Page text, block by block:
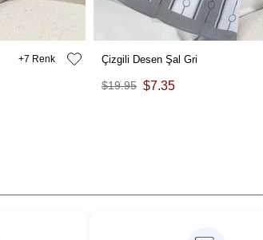
7 Çizgili Desen Şal Gri
$7.35
$19.95